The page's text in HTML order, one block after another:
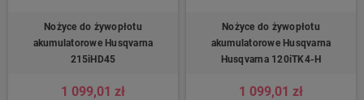
Nożyce do żywopłotu
akumulatorowe Husqvarna
215iHD45
1 099,01 zł
Nożyce do żywopłotu
akumulatorowe Husqvarna
Husqvarna 120iTK4-H
1 099,01 zł